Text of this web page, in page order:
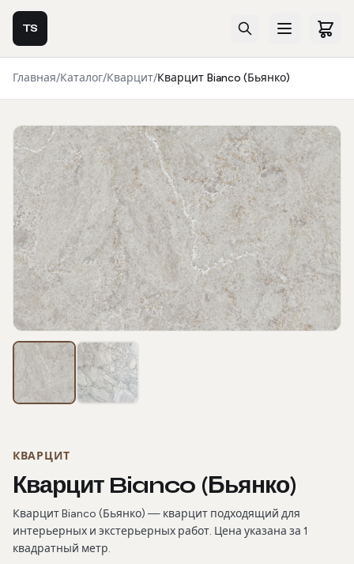
TS
Главная/Каталог/Кварцит/Кварцит Bianco (Бьянко)
Фотогалерея
КВАРЦИТ
Кварцит Bianco (Бьянко)
Кварцит Bianco (Бьянко) — кварцит подходящий для
интерьерных и экстерьерных работ. Цена указана за 1
квадратный метр.